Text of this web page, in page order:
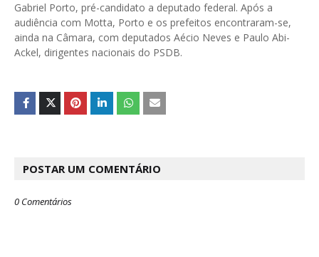
Gabriel Porto, pré-candidato a deputado federal. Após a
audiência com Motta, Porto e os prefeitos encontraram-se,
ainda na Câmara, com deputados Aécio Neves e Paulo Abi-
Ackel, dirigentes nacionais do PSDB.
POSTAR UM COMENTÁRIO
0 Comentários